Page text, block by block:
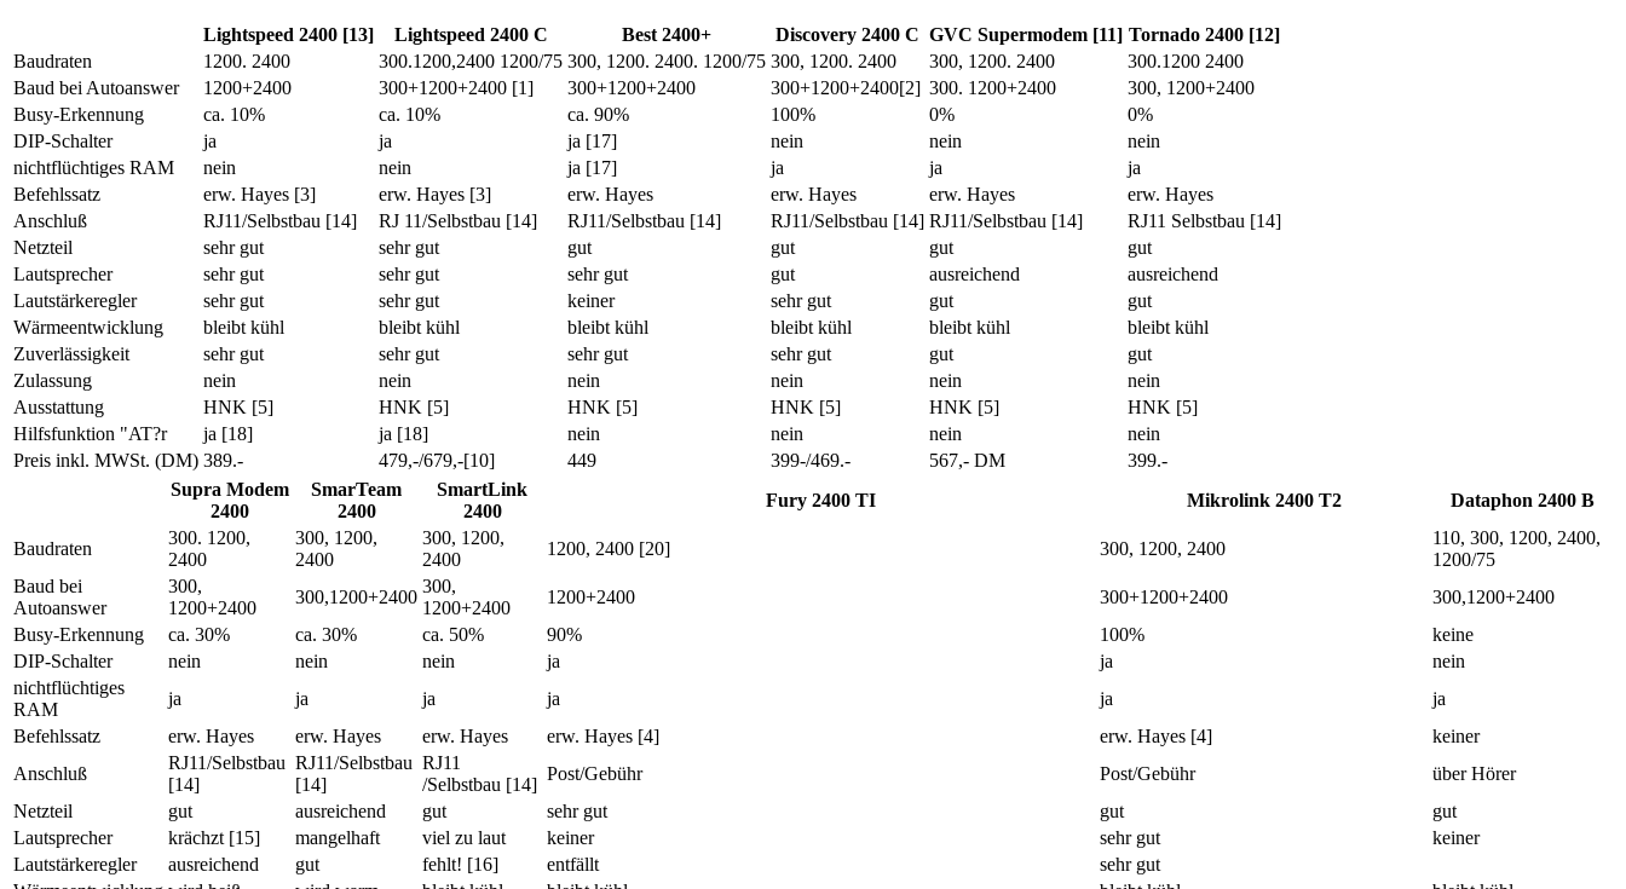
Lightspeed 2400 [13] Lightspeed 2400 C Best 2400+ Discovery 2400 C GVC Supermodem [11] Tornado 2400 [12]
Baudraten
1200. 2400 300.1200,2400 1200/75 300, 1200. 2400. 1200/75 300, 1200. 2400 300, 1200. 2400
300.1200 2400
Baud bei Autoanswer
1200+2400 300+1200+2400 [1] 300+1200+2400 300+1200+2400[2] 300. 1200+2400
300, 1200+2400
Busy-Erkennung
ca. 10% ca. 10% ca. 90% 100% 0%
0%
DIP-Schalter
ja ja ja [17] nein nein
nein
nichtflüchtiges RAM
nein nein ja [17] ja ja
ja
Befehlssatz
erw. Hayes [3] erw. Hayes [3] erw. Hayes erw. Hayes erw. Hayes
erw. Hayes
Anschluß
RJ11/Selbstbau [14] RJ 11/Selbstbau [14] RJ11/Selbstbau [14] RJ11/Selbstbau [14] RJ11/Selbstbau [14]
RJ11 Selbstbau [14]
Netzteil
sehr gut sehr gut gut gut gut
gut
Lautsprecher
sehr gut sehr gut sehr gut gut ausreichend
ausreichend
Lautstärkeregler
sehr gut sehr gut keiner sehr gut gut
gut
Wärmeentwicklung
bleibt kühl bleibt kühl bleibt kühl bleibt kühl bleibt kühl
bleibt kühl
Zuverlässigkeit
sehr gut sehr gut sehr gut sehr gut gut
gut
Zulassung
nein nein nein nein nein
nein
Ausstattung
HNK [5] HNK [5] HNK [5] HNK [5] HNK [5]
HNK [5]
Hilfsfunktion "AT?r
ja [18] ja [18] nein nein nein
nein
Preis inkl. MWSt. (DM) 389.- 479,-/679,-[10] 449 399-/469.- 567,- DM
399.-
Supra Modem
2400
SmarTeam
2400
SmartLink
2400
Fury 2400 TI Mikrolink 2400 T2 Dataphon 2400 B
Baudraten
300. 1200,
2400
300, 1200,
2400
300, 1200,
2400
1200, 2400 [20] 300, 1200, 2400
110, 300, 1200, 2400,
1200/75
Baud bei
Autoanswer
300,
1200+2400
300,1200+2400
300,
1200+2400
1200+2400 300+1200+2400
300,1200+2400
Busy-Erkennung
ca. 30% ca. 30% ca. 50% 90% 100%
keine
DIP-Schalter
nein nein nein ja ja
nein
nichtflüchtiges
RAM
ja ja ja ja ja
ja
Befehlssatz
erw. Hayes erw. Hayes erw. Hayes erw. Hayes [4] erw. Hayes [4]
keiner
Anschluß
RJ11/Selbstbau
[14]
RJ11/Selbstbau
[14]
RJ11
/Selbstbau [14]
Post/Gebühr Post/Gebühr
über Hörer
Netzteil
gut ausreichend gut sehr gut gut
gut
Lautsprecher
krächzt [15] mangelhaft viel zu laut keiner sehr gut
keiner
Lautstärkeregler
ausreichend gut fehlt! [16] entfällt
sehr gut